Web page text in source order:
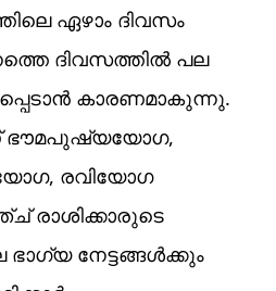
ഏഴാം ദിവസം
ദിവസത്തിൽ പല
കാരണമാകുന്നു.
ഭൗമപുഷ്യയോഗ,
രവിയോഗ
രാശിക്കാരുടെ
ഭാഗ്യ നേട്ടങ്ങൾക്കും